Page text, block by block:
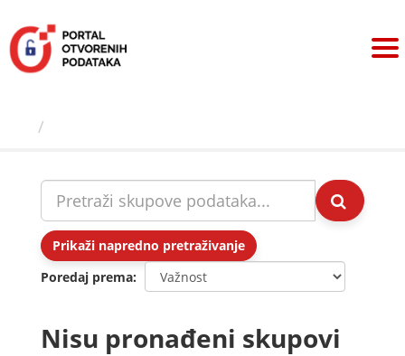
sadržaj
Prikaži napredno pretraživanje
Poredaj prema
Nisu pronađeni skupovi